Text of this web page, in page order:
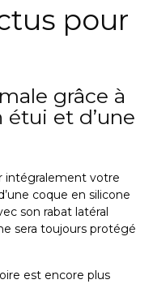
pour
grâce à
étui et d’une
intégralement votre
coque en silicone
son rabat latéral
sera toujours protégé
est encore plus